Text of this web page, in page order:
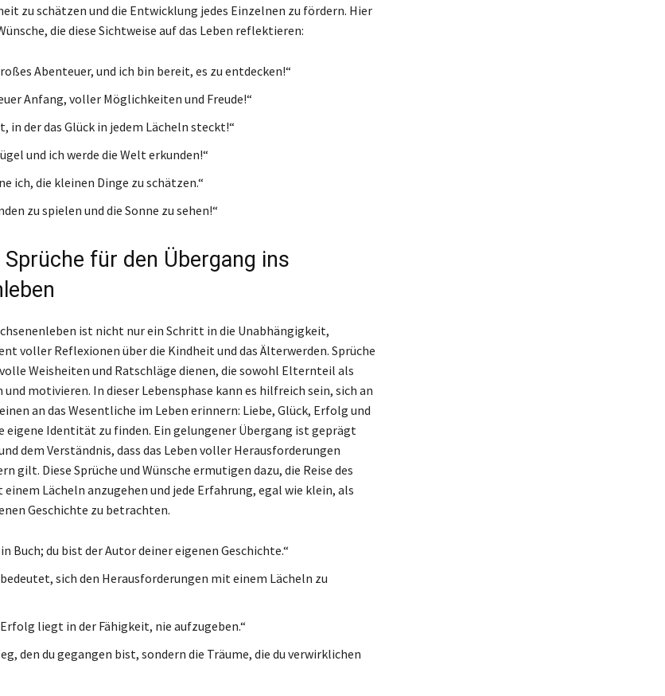
zu schätzen und die Entwicklung jedes Einzelnen zu fördern. Hier
die diese Sichtweise auf das Leben reflektieren:
Abenteuer, und ich bin bereit, es zu entdecken!“
Anfang, voller Möglichkeiten und Freude!“
in der das Glück in jedem Lächeln steckt!“
und ich werde die Welt erkunden!“
ich, die kleinen Dinge zu schätzen.“
zu spielen und die Sonne zu sehen!“
für den Übergang ins
ist nicht nur ein Schritt in die Unabhängigkeit,
voller Reflexionen über die Kindheit und das Älterwerden. Sprüche
Weisheiten und Ratschläge dienen, die sowohl Elternteil als
und motivieren. In dieser Lebensphase kann es hilfreich sein, sich an
an das Wesentliche im Leben erinnern: Liebe, Glück, Erfolg und
eigene Identität zu finden. Ein gelungener Übergang ist geprägt
dem Verständnis, dass das Leben voller Herausforderungen
gilt. Diese Sprüche und Wünsche ermutigen dazu, die Reise des
Lächeln anzugehen und jede Erfahrung, egal wie klein, als
Geschichte zu betrachten.
Buch; du bist der Autor deiner eigenen Geschichte.“
bedeutet, sich den Herausforderungen mit einem Lächeln zu
Erfolg liegt in der Fähigkeit, nie aufzugeben.“
den du gegangen bist, sondern die Träume, die du verwirklichen